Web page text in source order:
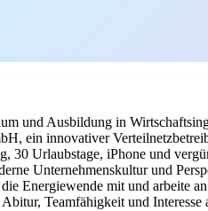
und Ausbildung in
ein innovativer
30 Urlaubstage, iPhone und
Unternehmenskultur und
Energiewende mit und arbeite
Teamfähigkeit und